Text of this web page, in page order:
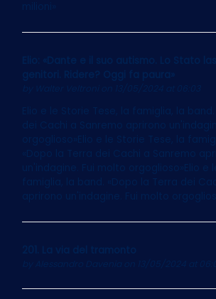
Elio: «Dante e il suo autismo. Lo Stato
genitori. Ridere? Oggi fa paura»
Walter Veltroni on 13/05/2024 at 06:03
Elio e le Storie Tese, la famiglia, la
dei Cachi a Sanremo aprirono
orgoglioso»Elio e le Storie Tese, la
«Dopo la Terra dei Cachi a Sanremo
un'indagine. Fui molto orgoglioso»Elio e
famiglia, la band. «Dopo la Terra dei
aprirono un'indagine. Fui molto
201. La via del tramonto
on 13/05/2024 at